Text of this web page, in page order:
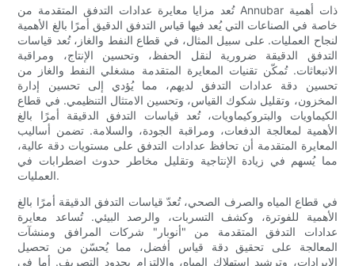
تُعد مزايا معايرة عدادات التدفق المتقدمة من Annubar ذات أهمية
خاصة في الصناعات التي يُعد فيها قياس التدفق الدقيق أمرًا بالغ الأهمية
لنجاح العمليات. على سبيل المثال، في قطاع النفط والغاز، تُعد قياسات
التدفق الدقيقة ضرورية لنقل الحفظ، وتحسين الإنتاج، ومراقبة
الانبعاثات. تُمكّن تقنيات المعايرة المتقدمة مشغلي النفط والغاز من
تحسين دقة عدادات التدفق لديهم، مما يُؤدي إلى تحسين إدارة
المخزون، وتقليل شكوك القياس، وتحسين الامتثال التنظيمي. في قطاع
الكيماويات والبتروكيماويات، تُعد قياسات التدفق الدقيقة أمرًا بالغ
الأهمية لمعالجة الدفعات، ومراقبة الجودة، والسلامة. تضمن أساليب
المعايرة المتقدمة أن تحافظ عدادات التدفق على مستويات دقة عالية،
مما يُسهم في زيادة الإنتاجية وتقليل مخاطر حدوث اضطرابات في
العمليات.
في قطاع المياه والصرف الصحي، تُعدّ قياسات التدفق الدقيقة أمرًا بالغ
الأهمية للفوترة، وكشف التسربات، والرصد البيئي. تُساعد معايرة
عدادات التدفق المتقدمة من "أنوبار" شركات المرافق ومنشآت
المعالجة على تحقيق دقة قياس أفضل، مما يُحسّن من تحصيل
الإيرادات، وترشيد استهلاك المياه، والالتزام بحدود التصريف. أما في